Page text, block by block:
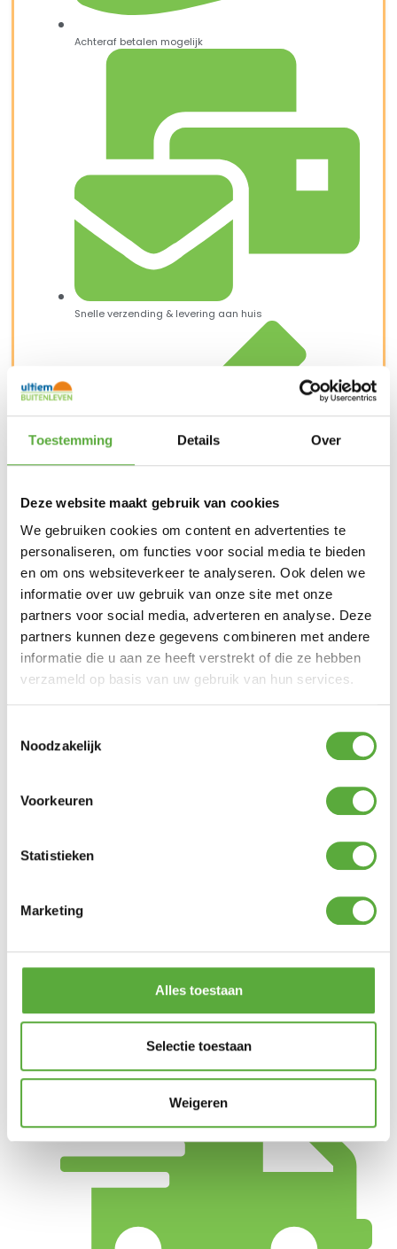
Toestemming Details Over
Deze website maakt gebruik van cookies
We gebruiken cookies om content en advertenties te
personaliseren, om functies voor social media te bieden
en om ons websiteverkeer te analyseren. Ook delen we
informatie over uw gebruik van onze site met onze
partners voor social media, adverteren en analyse. Deze
partners kunnen deze gegevens combineren met andere
informatie die u aan ze heeft verstrekt of die ze hebben
verzameld op basis van uw gebruik van hun services.
Noodzakelijk
Voorkeuren
Statistieken
Marketing
Alles toestaan
Selectie toestaan
Weigeren
Achteraf betalen mogelijk
Snelle verzending & levering aan huis
Kopersbescherming met Trusted Shops
SKU43349Categorie Bijzettafels Merk:Lesli
Lesli
Materiaal
Vorm
SKU
8714365433497